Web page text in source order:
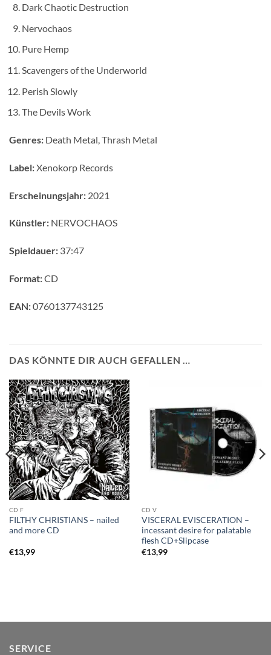
Dark Chaotic Destruction
Nervochaos
Pure Hemp
Scavengers of the Underworld
Perish Slowly
The Devils Work
Genres: Death Metal, Thrash Metal
Label:Xenokorp Records
Erscheinungsjahr: 2021
Künstler: NERVOCHAOS
Spieldauer: 37:47
Format:CD
EAN:0760137743125
DAS KÖNNTE DIR AUCH GEFALLEN …
CD F
FILTHY CHRISTIANS – nailed
and more CD
€13,99
CD V
VISCERAL EVISCERATION –
incessant desire for palatable
flesh CD+Slipcase
€13,99
SERVICE